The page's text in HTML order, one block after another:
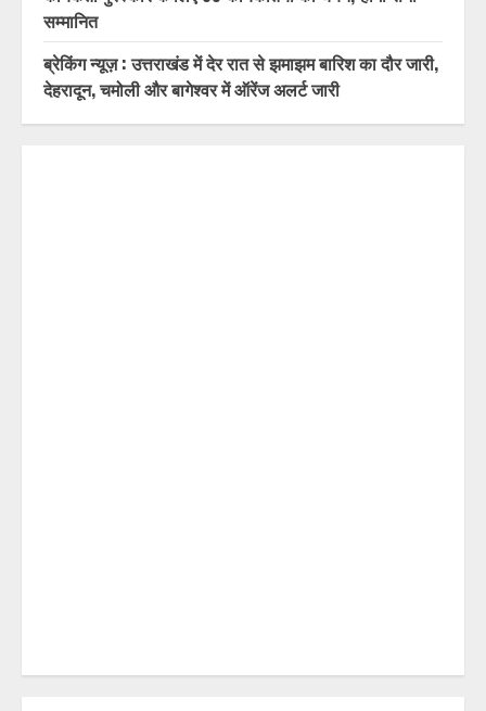
सम्मानित
ब्रेकिंग न्यूज़ : उत्तराखंड में देर रात से झमाझम बारिश का दौर जारी,
देहरादून, चमोली और बागेश्वर में ऑरेंज अलर्ट जारी